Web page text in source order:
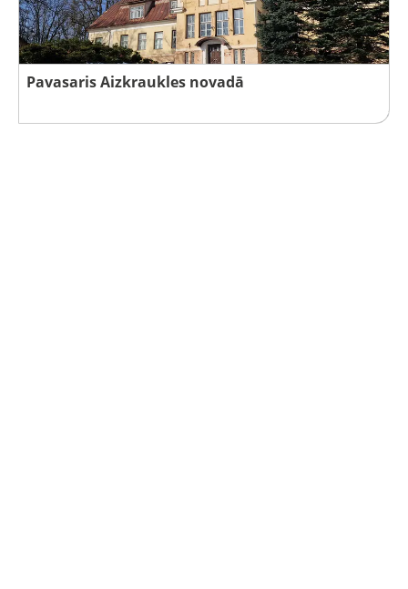
Pavasaris Aizkraukles novadā